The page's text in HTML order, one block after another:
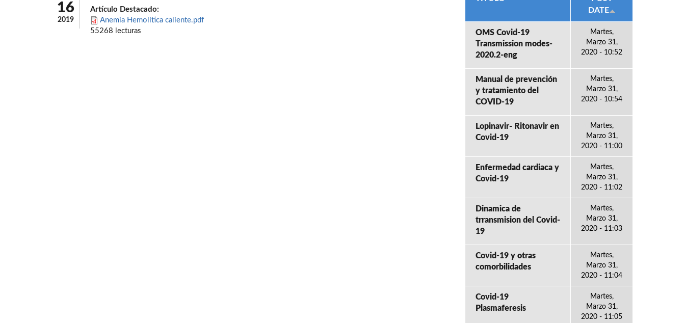
16
2019
Artículo Destacado:
Anemia Hemolítica caliente.pdf
55268 lecturas
DATE
OMS Covid-19
Transmission modes-
2020.2-eng
Martes,
Marzo 31,
2020 - 10:52
Manual de prevención
y tratamiento del
COVID-19
Martes,
Marzo 31,
2020 - 10:54
Lopinavir- Ritonavir en
Covid-19
Martes,
Marzo 31,
2020 - 11:00
Enfermedad cardiaca y
Covid-19
Martes,
Marzo 31,
2020 - 11:02
Dinamica de
trransmision del Covid-
19
Martes,
Marzo 31,
2020 - 11:03
Covid-19 y otras
comorbilidades
Martes,
Marzo 31,
2020 - 11:04
Covid-19
Plasmaferesis
Martes,
Marzo 31,
2020 - 11:05